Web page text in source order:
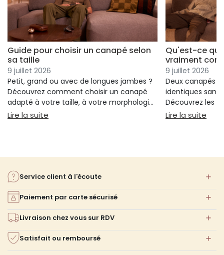
Guide pour choisir un canapé selon
sa taille
9 juillet 2026
Petit, grand ou avec de longues jambes ?
Découvrez comment choisir un canapé
adapté à votre taille, à votre morphologie
et à votre confort.
Lire la suite : Guide pour choisir un canapé selon sa taille
Qu'est-ce qui
vraiment
9 juillet 2026
Deux canapés
identiques
Découvrez les
réellement
Lire la suite
Service client à l'écoute
Paiement par carte sécurisé
Livraison chez vous sur RDV
Satisfait ou remboursé